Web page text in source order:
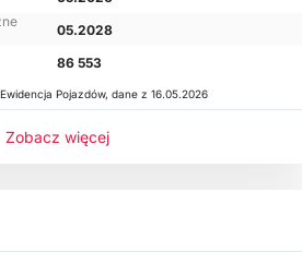
05.2028
86 553
Pojazdów, dane z 16.05.2026
Zobacz więcej